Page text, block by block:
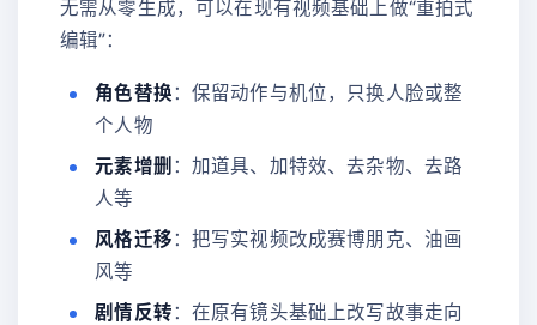
无需从零生成，可以在现有视频基础上做“重拍式
编辑”：
角色替换：保留动作与机位，只换人脸或整
个人物
元素增删 ：加道具、加特效、去杂物、去路
人等
风格迁移：把写实视频改成赛博朋克、油画
风等
剧情反转：在原有镜头基础上改写故事走向